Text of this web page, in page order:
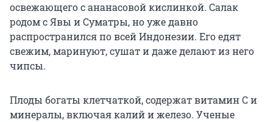
освежающего с ананасовой кислинкой. Салак
родом с Явы и Суматры, но уже давно
распространился по всей Индонезии. Его едят
свежим, маринуют, сушат и даже делают из него
чипсы.
Плоды богаты клетчаткой, содержат витамин C и
минералы, включая калий и железо. Ученые